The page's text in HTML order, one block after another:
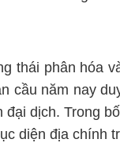
thái phân hóa
cầu năm nay
dịch. Trong
diện địa chính